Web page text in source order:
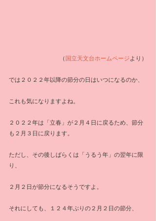
（ 国立天文台ホームページより）
では２０２２年以降の節分の日はいつになるのか、
これも気になりますよね。
２０２２年は「立春」が２月４日に戻るため、節分
も２月３日に戻ります。
ただし、その後しばらくは「うるう年」の翌年に限
り、
２月２日が節分になるそうですよ。
それにしても、１２４年ぶりの２月２日の節分、